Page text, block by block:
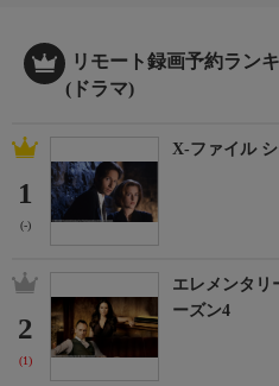
リモート録画予約ラン
(ドラマ)
1
(-)
X-ファイル
2
(1)
エレメンタ
ーズン4